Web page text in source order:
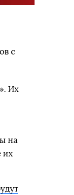
с
Их
на
их